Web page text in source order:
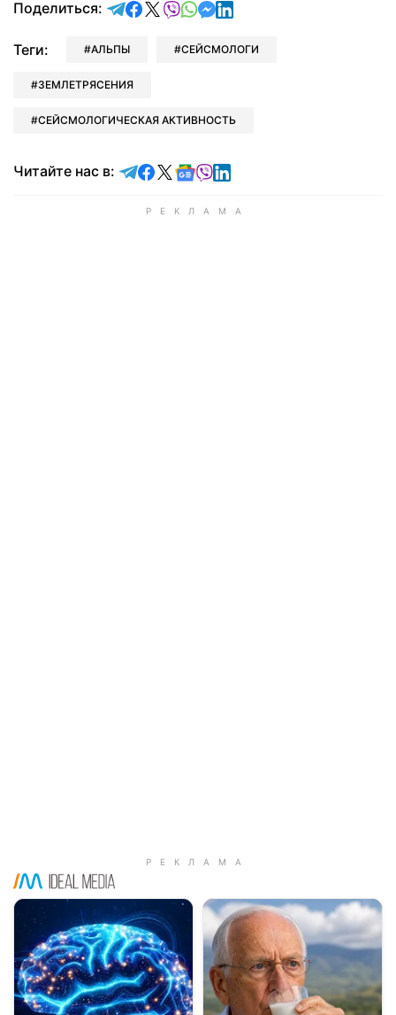
Поделиться: отправить в Telegram
поделиться в Facebook
поделиться в X
отправить в Viber
отправить в Whatsapp
отправить в Messenger
отправить в LinkedIn
Теги: АЛЬПЫ СЕЙСМОЛОГИ
ЗЕМЛЕТРЯСЕНИЯ
СЕЙСМОЛОГИЧЕСКАЯ АКТИВНОСТЬ
Читайте нас в: Читайте в Telegram
Читайте в Facebook
Читайте в X
Читайте в Google news
Читайте в Viber
Читайте в LinkedIn